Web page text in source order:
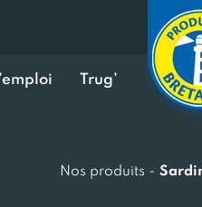
Trug’
Nos produits -